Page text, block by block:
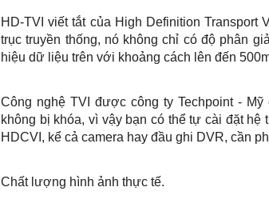
HD-TVI viết tắt của High Definition
trục truyền thống, nó không chỉ có độ phân
hiệu dữ liệu trên với khoảng cách lên đến
Công nghệ TVI được công ty Techpoint -
không bị khóa, vì vậy bạn có thể tự cài đặt
HDCVI, kể cả camera hay đầu ghi DVR, cần
Chất lượng hình ảnh thực tế.